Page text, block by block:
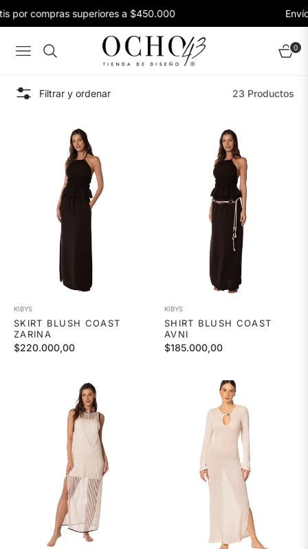
compras superiores a $450.000
Navigation Carrito
0
Filtrar y ordenar 23 Productos
KIBYS
SKIRT BLUSH COAST
ZARINA
Precio
$220.000,00
KIBYS
SHIRT BLUSH COAST
AVNI
Precio
$185.000,00